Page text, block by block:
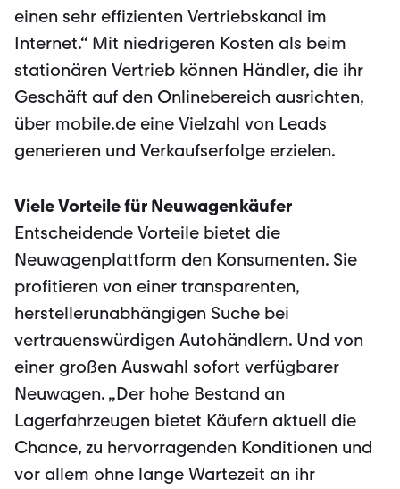
einen sehr effizienten Vertriebskanal im
Internet.“ Mit niedrigeren Kosten als beim
stationären Vertrieb können Händler, die ihr
Geschäft auf den Onlinebereich ausrichten,
über mobile.de eine Vielzahl von Leads
generieren und Verkaufserfolge erzielen.
Viele Vorteile für Neuwagenkäufer
Entscheidende Vorteile bietet die
Neuwagenplattform den Konsumenten. Sie
profitieren von einer transparenten,
herstellerunabhängigen Suche bei
vertrauenswürdigen Autohändlern. Und von
einer großen Auswahl sofort verfügbarer
Neuwagen. „Der hohe Bestand an
Lagerfahrzeugen bietet Käufern aktuell die
Chance, zu hervorragenden Konditionen und
vor allem ohne lange Wartezeit an ihr